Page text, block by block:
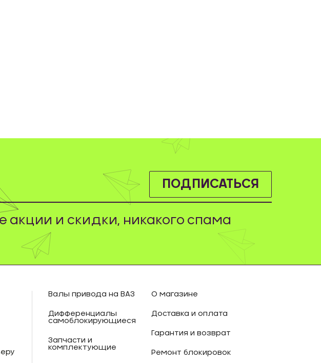
ПОДПИСАТЬСЯ
акции и скидки, никакого спама
Валы привода на ВАЗ
Дифференциалы
самоблокирующиеся
Запчасти и
комплектующие
О магазине
Доставка и оплата
Гарантия и возврат
Ремонт блокировок